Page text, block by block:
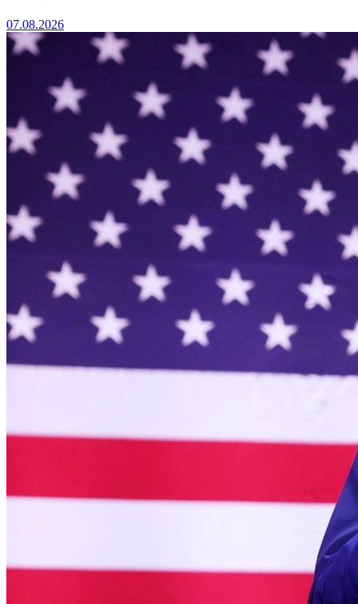
07.08.2026